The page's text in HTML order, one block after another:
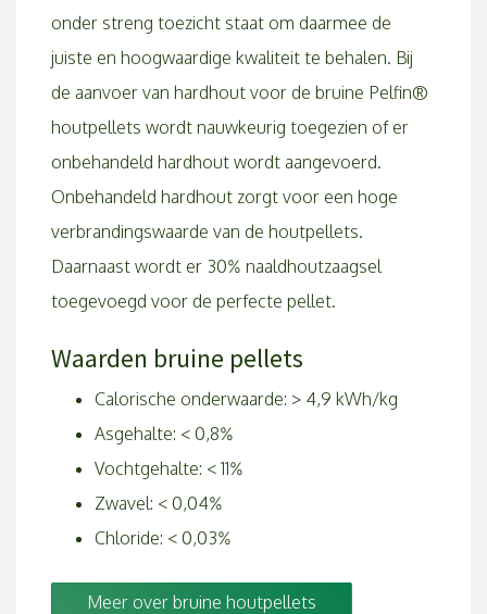
onder streng toezicht staat om daarmee de
juiste en hoogwaardige kwaliteit te behalen. Bij
de aanvoer van hardhout voor de bruine Pelfin®
houtpellets wordt nauwkeurig toegezien of er
onbehandeld hardhout wordt aangevoerd.
Onbehandeld hardhout zorgt voor een hoge
verbrandingswaarde van de houtpellets.
Daarnaast wordt er 30% naaldhoutzaagsel
toegevoegd voor de perfecte pellet.
Waarden bruine pellets
Calorische onderwaarde: > 4,9 kWh/kg
Asgehalte: < 0,8%
Vochtgehalte: < 11%
Zwavel: < 0,04%
Chloride: < 0,03%
Meer over bruine houtpellets